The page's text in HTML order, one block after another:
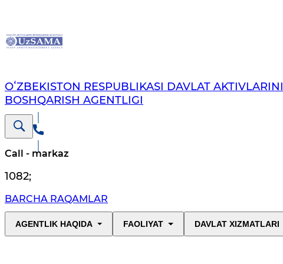
OʻZBEKISTON RESPUBLIKASI DAVLAT AKTIVLARINI
BOSHQARISH AGENTLIGI
Call - markaz
1082;
BARCHA RAQAMLAR
AGENTLIK HAQIDA FAOLIYAT DAVLAT XIZMATLARI